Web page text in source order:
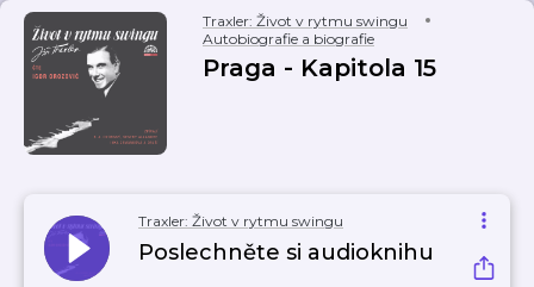
Traxler: Život v rytmu swingu
Autobiografie a biografie
Praga - Kapitola 15
Traxler: Život v rytmu swingu
Poslechněte si audioknihu